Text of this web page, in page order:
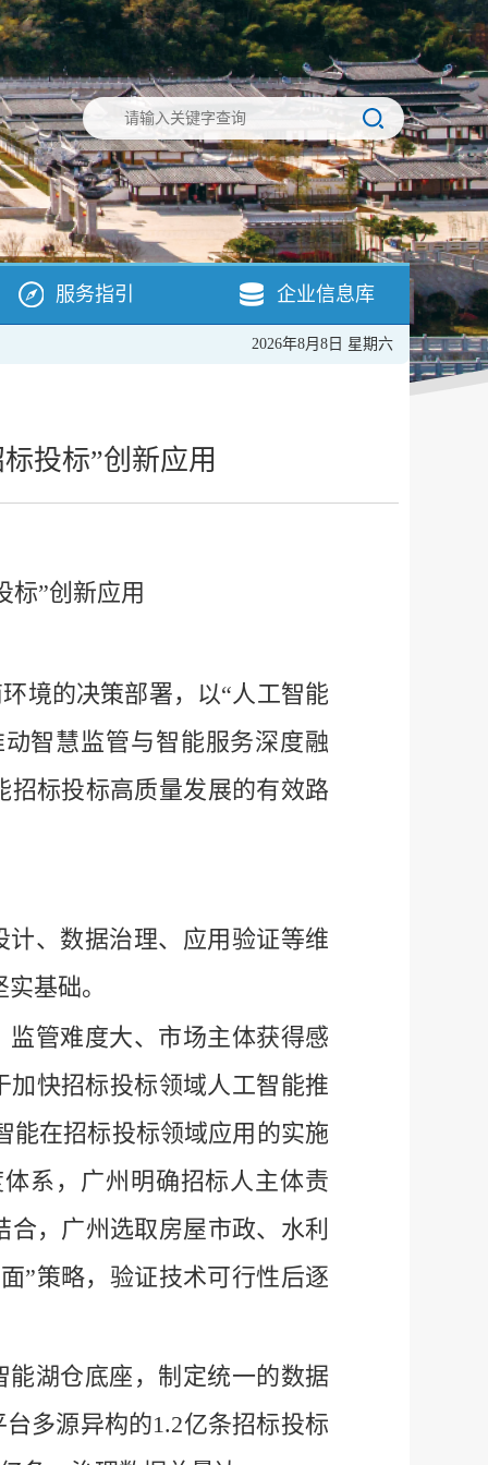
服务指引 企业信息库
2026年8月8日 星期六
投标”创新应用
”创新应用
境的决策部署，以“人工智能
智慧监管与智能服务深度融
标投标高质量发展的有效路
计、数据治理、应用验证等维
基础。
管难度大、市场主体获得感
快招标投标领域人工智能推
能在招标投标领域应用的实施
系，广州明确招标人主体责
，广州选取房屋市政、水利
”策略，验证技术可行性后逐
湖仓底座，制定统一的数据
多源异构的1.2亿条招标投标